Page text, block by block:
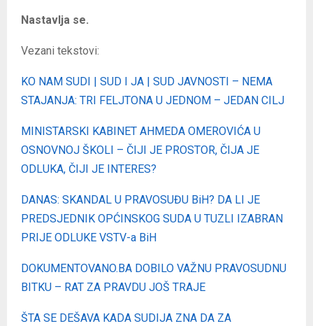
Nastavlja se.
Vezani tekstovi:
KO NAM SUDI | SUD I JA | SUD JAVNOSTI – NEMA
STAJANJA: TRI FELJTONA U JEDNOM – JEDAN CILJ
MINISTARSKI KABINET AHMEDA OMEROVIĆA U
OSNOVNOJ ŠKOLI – ČIJI JE PROSTOR, ČIJA JE
ODLUKA, ČIJI JE INTERES?
DANAS: SKANDAL U PRAVOSUĐU BiH? DA LI JE
PREDSJEDNIK OPĆINSKOG SUDA U TUZLI IZABRAN
PRIJE ODLUKE VSTV-a BiH
DOKUMENTOVANO.BA DOBILO VAŽNU PRAVOSUDNU
BITKU – RAT ZA PRAVDU JOŠ TRAJE
ŠTA SE DEŠAVA KADA SUDIJA ZNA DA ZA